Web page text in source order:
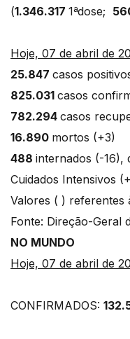
(1.346.317 1ªdose;
Hoje, 07 de abril de
25.847 casos
825.031 casos
782.294 casos
16.890 mortos
488 internados (-16),
Cuidados Intensivos
Valores ( ) referentes
Fonte: Direção-Geral
NO MUNDO
Hoje, 07 de abril de
CONFIRMADOS: